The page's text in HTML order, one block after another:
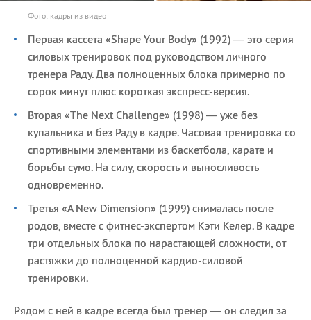
Фото: кадры из видео
Первая кассета «Shape Your Body» (1992) — это серия
силовых тренировок под руководством личного
тренера Раду. Два полноценных блока примерно по
сорок минут плюс короткая экспресс-версия.
Вторая «The Next Challenge» (1998) — уже без
купальника и без Раду в кадре. Часовая тренировка со
спортивными элементами из баскетбола, карате и
борьбы сумо. На силу, скорость и выносливость
одновременно.
Третья «A New Dimension» (1999) снималась после
родов, вместе с фитнес-экспертом Кэти Келер. В кадре
три отдельных блока по нарастающей сложности, от
растяжки до полноценной кардио-силовой
тренировки.
Рядом с ней в кадре всегда был тренер — он следил за